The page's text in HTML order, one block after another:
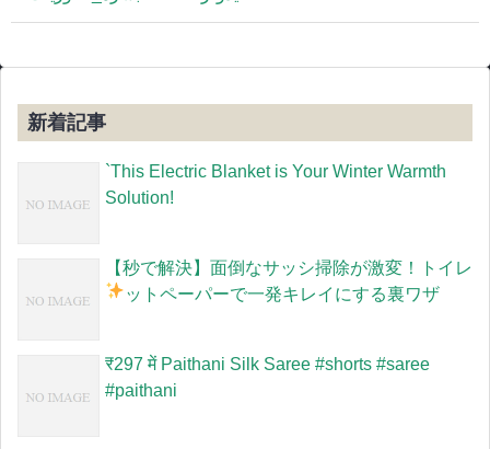
新着記事
`This Electric Blanket is Your Winter Warmth
Solution!
【秒で解決】面倒なサッシ掃除が激変！トイレ
ットペーパーで一発キレイにする裏ワザ
​₹297 में Paithani Silk Saree #shorts #saree
#paithani